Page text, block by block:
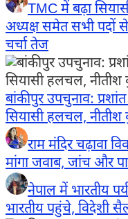
TMC में बढ़ा
अध्यक्ष समेत सभी पदों
चर्चा तेज
बांकीपुर उपचुनाव:
सियासी हलचल, नीतीश
राम मंदिर चढ़ावा
मांगा जवाब, जांच और
नेपाल में भारतीय
भारतीय पहुंचे, विदेशी